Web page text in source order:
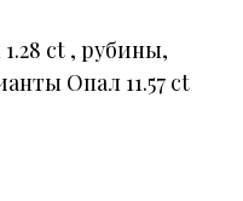
ct , рубины,
Опал 11.57 ct